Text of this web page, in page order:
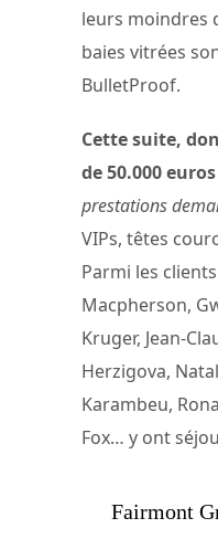
leurs moindres
baies vitrées
BulletProof.
Cette suite,
de 50.000
prestations
VIPs, têtes
Parmi les
Macpherson,
Kruger, Jean-
Herzigova,
Karambeu,
Fox… y ont
Fairmont